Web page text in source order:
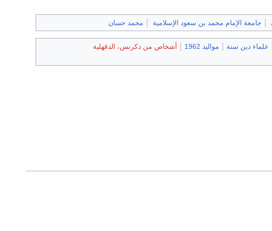
جامعة الإمام محمد بن سعود الإسلامية محمد حسان
علماء دين سنة مواليد 1962
أشخاص من دكرنس، الدقهلية